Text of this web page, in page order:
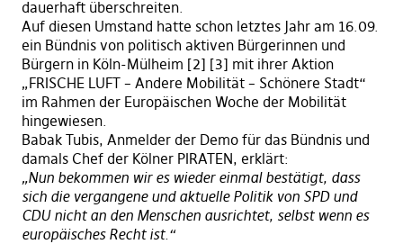
dauerhaft überschreiten.
Auf diesen Umstand hatte schon letztes Jahr am 16.09.
ein Bündnis von politisch aktiven Bürgerinnen und
Bürgern in Köln-Mülheim [2] [3] mit ihrer Aktion
„FRISCHE LUFT – Andere Mobilität – Schönere Stadt“
im Rahmen der Europäischen Woche der Mobilität
hingewiesen.
Babak Tubis, Anmelder der Demo für das Bündnis und
damals Chef der Kölner PIRATEN, erklärt:
„Nun bekommen wir es wieder einmal bestätigt, dass
sich die vergangene und aktuelle Politik von SPD und
CDU nicht an den Menschen ausrichtet, selbst wenn es
europäisches Recht ist.“